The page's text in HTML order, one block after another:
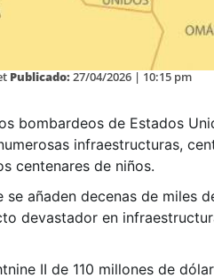
Publicado: 27/04/2026 | 10:15 pm
bombardeos de Estados
infraestructuras,
centenares de niños.
añaden decenas de miles
devastador en
II de 110 millones de